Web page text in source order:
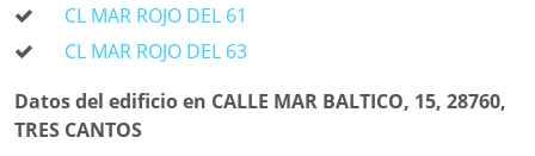
CL MAR ROJO DEL 61
CL MAR ROJO DEL 63
Datos del edificio en CALLE MAR BALTICO, 15, 28760,
TRES CANTOS